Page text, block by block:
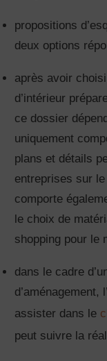
propositions
deux options
après avoir
d’intérieur
ce dossier
uniquement
plans et détails
entreprises sur le
comporte
le choix de
shopping pour le
dans le cadre
d’aménagement,
assister dans le
peut suivre la